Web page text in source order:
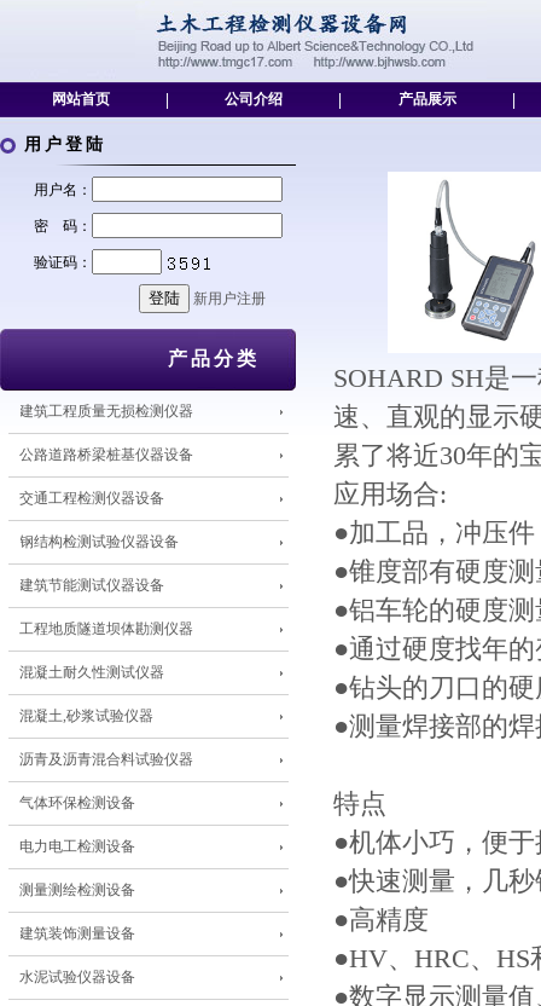
网站首页 公司介绍 产品展示
用户登陆
用户名：
密 码：
验证码：
新用户注册
产品分类
建筑工程质量无损检测仪器
公路道路桥梁桩基仪器设备
交通工程检测仪器设备
钢结构检测试验仪器设备
建筑节能测试仪器设备
工程地质隧道坝体勘测仪器
混凝土耐久性测试仪器
混凝土,砂浆试验仪器
沥青及沥青混合料试验仪器
气体环保检测设备
电力电工检测设备
测量测绘检测设备
建筑装饰测量设备
水泥试验仪器设备
SOHARD SH是
速、直观的显示
累了将近30年的
应用场合:
●加工品，冲压
●锥度部有硬度测
●铝车轮的硬度测
●通过硬度找年
●钻头的刀口的
●测量焊接部的
特点
●机体小巧，便
●快速测量，几
●高精度
●HV、HRC、
●数字显示测量